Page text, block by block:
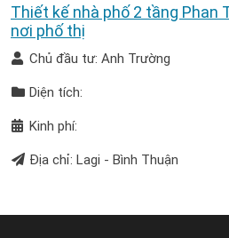
Thiết kế nhà phố 2 tầng Phan
nơi phố thị
Chủ đầu tư: Anh Trường
Diện tích:
Kinh phí:
Địa chỉ: Lagi - Bình Thuận